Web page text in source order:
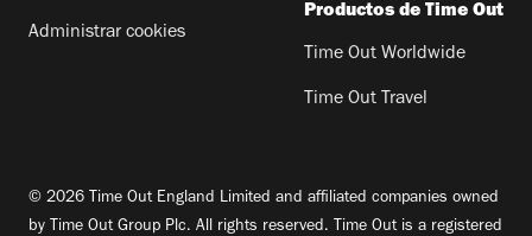
Administrar cookies
Productos de Time Out
Time Out Worldwide
Time Out Travel
© 2026 Time Out England Limited and affiliated companies owned
by Time Out Group Plc. All rights reserved. Time Out is a registered